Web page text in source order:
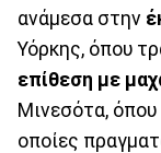
ανάμεσα στην
Υόρκης, όπου
επίθεση με
Μινεσότα, όπου
οποίες